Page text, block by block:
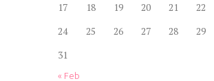
17
18 19 20 21 22
24
25 26 27 28 29
31
« Feb